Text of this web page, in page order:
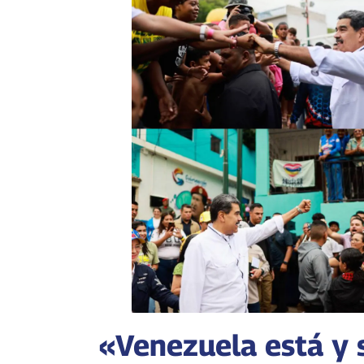
«Venezuela está y